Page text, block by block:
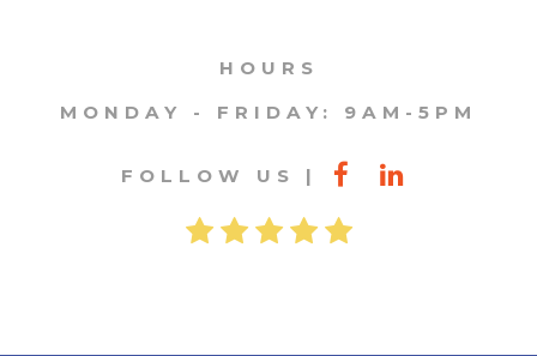
HOURS
MONDAY - FRIDAY: 9AM-5PM
FOLLOW US